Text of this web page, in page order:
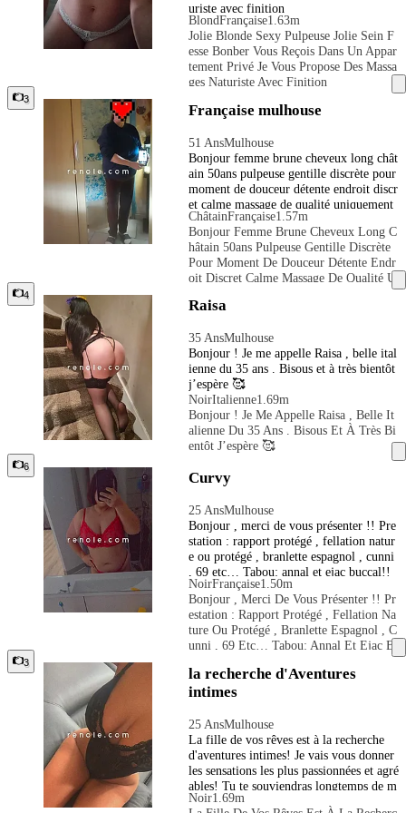
D À Tes Envies Et À Tes Attentes. Je Pro
Pose Aussi Des Services Exclusivement
De Bien Être: Massage Full Body, Pied,
Crâne, Papouille Précise Tes Envies Dès
Ton Premier Message Pour Faciliter L’o
Rganisation D’un Rendez-Vous. Open Po
Eler Et Sms.
uriste avec finition
BlondFrançaise1.63m
Jolie Blonde Sexy Pulpeuse Jolie Sein F
Esse Bonber Vous Reçois Dans Un Appar
Tement Privé Je Vous Propose Des Massa
Ges Naturiste Avec Finition
3
Française mulhouse
51 AnsMulhouse
Bonjour femme brune cheveux long chât
ain 50ans pulpeuse gentille discrète pour
moment de douceur détente endroit discr
et calme massage de qualité uniquement
pour pers poli respectueux courtois mur
e. Douche sur place. Ne répond pas aux
Sms ni mail ni numéro inconnu 7j7 de 1
6h à 22h30. A bientôt bisous bisous
ChâtainFrançaise1.57m
Bonjour Femme Brune Cheveux Long C
Hâtain 50ans Pulpeuse Gentille Discrète
Pour Moment De Douceur Détente Endr
Oit Discret Calme Massage De Qualité U
Niquement Pour Pers Poli Respectueux C
Ourtois Mure. Douche Sur Place. Ne Rép
Connu 7j7 De 16h À 22h30. A Bientôt Bi
Sous Bisous
4
Raisa
35 AnsMulhouse
Bonjour ! Je me appelle Raisa , belle ital
ienne du 35 ans . Bisous et à très bientôt
j’espère 🥰
NoirItalienne1.69m
Bonjour ! Je Me Appelle Raisa , Belle It
Alienne Du 35 Ans . Bisous Et À Très Bi
Entôt J’espère 🥰
6
Curvy
25 AnsMulhouse
Bonjour , merci de vous présenter !! Pre
station : rapport protégé , fellation natur
e ou protégé , branlette espagnol , cunni
, 69 etc… Tabou: annal et ejac buccal!!
Tarifs : 5min 30€ 10min 40€ 15min 50€
20min 60€ 30min 80€ Mes dispo et hora
ire: Lundi , Mardi —-> à partir de 19h3
0 à 22h30 Mercredi—-> à partir de 14h0
0 et jusqu’à 22h Jeudi et vendredi —-> à
manche —-> à partir de 13h00 jusqu’à 2
3h.
NoirFrançaise1.50m
Bonjour , Merci De Vous Présenter !! Pr
Estation : Rapport Protégé , Fellation Na
Ture Ou Protégé , Branlette Espagnol , C
Unni , 69 Etc… Tabou: Annal Et Ejac B
Uccal!! Tarifs : 5min 30€ 10min 40€ 15
Min 50€ 20min 60€ 30min 80€ Mes Dis
Po Et Horaire: Lundi , Mardi —-> À Pa
Partir De 14h00 Et Jusqu’à 22h Jeudi Et
Vendredi —-> À Partir De 20h30 Jusq
U’à 23h Samedi Et Dimanche —-> À Pa
Rtir De 13h00 Jusqu’à 23h.
3
la recherche d'Aventures
intimes
25 AnsMulhouse
La fille de vos rêves est à la recherche
d'aventures intimes! Je vais vous donner
les sensations les plus passionnées et agré
ables! Tu te souviendras longtemps de m
oi. Mon corps ne te donnera pas seuleme
Noir1.69m